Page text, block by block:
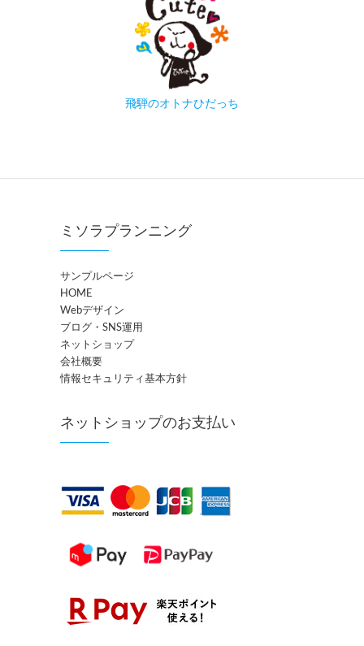
飛騨のオトナひだっち
ミソラプランニング
サンプルページ
HOME
Webデザイン
ブログ・SNS運用
ネットショップ
会社概要
情報セキュリティ基本方針
ネットショップのお支払い